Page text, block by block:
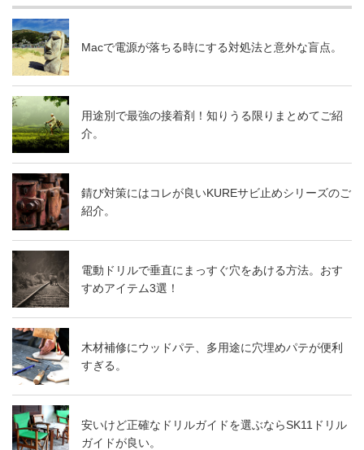
Macで電源が落ちる時にする対処法と意外な盲点。
用途別で最強の接着剤！知りうる限りまとめてご紹
介。
錆び対策にはコレが良いKUREサビ止めシリーズのご
紹介。
電動ドリルで垂直にまっすぐ穴をあける方法。おす
すめアイテム3選！
木材補修にウッドパテ、多用途に穴埋めパテが便利
すぎる。
安いけど正確なドリルガイドを選ぶならSK11ドリル
ガイドが良い。